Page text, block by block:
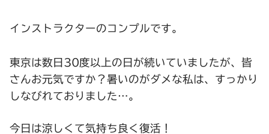
インストラクターのコンプルです。
東京は数日30度以上の日が続いていましたが、皆
さんお元気ですか？暑いのがダメな私は、すっかり
しなびれておりました…。
今日は涼しくて気持ち良く復活！